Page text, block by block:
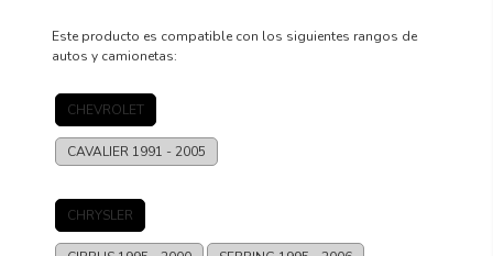
Este producto es compatible con los siguientes rangos de
autos y camionetas:
CHEVROLET
CAVALIER 1991 - 2005
CHRYSLER